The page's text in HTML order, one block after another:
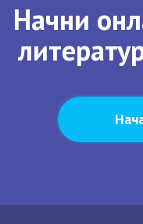
Начни